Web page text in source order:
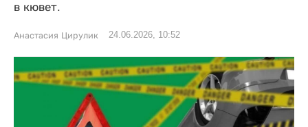
в кювет.
Анастасия Цирулик 24.06.2026, 10:52